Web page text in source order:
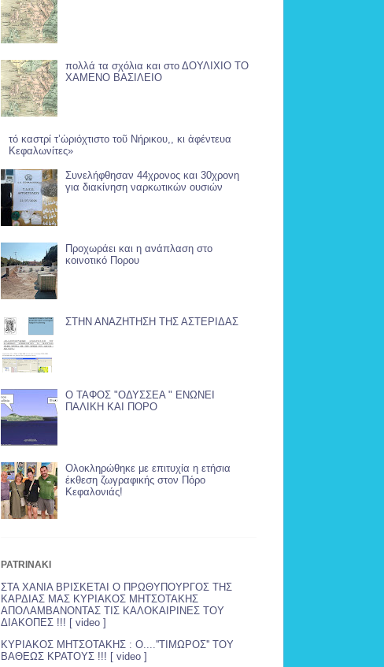
πολλά τα σχόλια και στο ΔΟΥΛΙΧΙΟ ΤΟ
ΧΑΜΕΝΟ ΒΑΣΙΛΕΙΟ
τό καστρί τ’ὡριόχτιστο τοῦ Νήρικου,, κι ἀφέντευα
Κεφαλωνίτες»
Συνελήφθησαν 44χρονος και 30χρονη
για διακίνηση ναρκωτικών ουσιών
Προχωράει και η ανάπλαση στο
κοινοτικό Πορου
ΣΤΗΝ ΑΝΑΖΗΤΗΣΗ ΤΗΣ ΑΣΤΕΡΙΔΑΣ
Ο ΤΑΦΟΣ "ΟΔΥΣΣΕΑ " ΕΝΩΝΕΙ
ΠΑΛΙΚΗ ΚΑΙ ΠΟΡΟ
Ολοκληρώθηκε με επιτυχία η ετήσια
έκθεση ζωγραφικής στον Πόρο
Κεφαλονιάς!
PATRINAKI
ΣΤΑ ΧΑΝΙΑ ΒΡΙΣΚΕΤΑΙ Ο ΠΡΩΘΥΠΟΥΡΓΟΣ ΤΗΣ
ΚΑΡΔΙΑΣ ΜΑΣ ΚΥΡΙΑΚΟΣ ΜΗΤΣΟΤΑΚΗΣ
ΑΠΟΛΑΜΒΑΝΟΝΤΑΣ ΤΙΣ ΚΑΛΟΚΑΙΡΙΝΕΣ ΤΟΥ
ΔΙΑΚΟΠΕΣ !!! [ video ]
ΚΥΡΙΑΚΟΣ ΜΗΤΣΟΤΑΚΗΣ : Ο....''ΤΙΜΩΡΟΣ'' ΤΟΥ
ΒΑΘΕΩΣ ΚΡΑΤΟΥΣ !!! [ video ]